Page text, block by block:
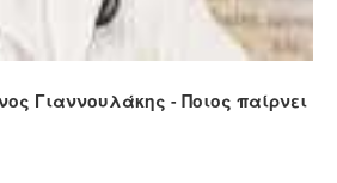
Γιαννουλάκης - Ποιος παίρνει